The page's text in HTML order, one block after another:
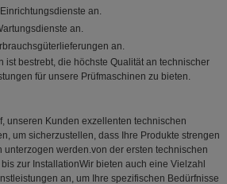
an.
an.
an.
ist bestrebt, die höchste Qualität an technischer
für unsere Prüfmaschinen zu bieten.
unseren Kunden exzellenten technischen
um sicherzustellen, dass Ihre Produkte strengen
unterzogen werden.von der ersten technischen
zur InstallationWir bieten auch eine Vielzahl
an, um Ihre spezifischen Bedürfnisse